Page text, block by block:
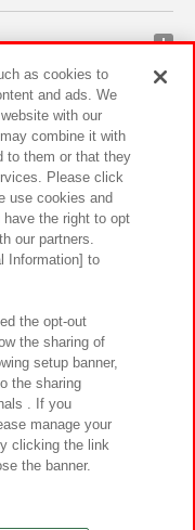
サイトポリシー
リティ方針と検証結果
るご質問・お問い合わせ
Inc.
Lab Inc.
as cookies to
and ads. We
with our
combine it with
to them or that they
Please click
use cookies and
the right to opt
our partners.
Information] to
the opt-out
the sharing of
setup banner,
the sharing
. If you
manage your
clicking the link
the banner.